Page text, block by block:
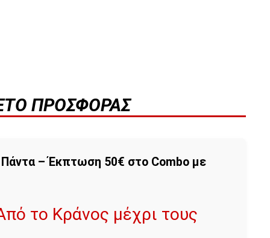
ΠΡΟΣΦΟΡΆΣ
Πάντα – Έκπτωση 50€ στο Combo με
το Κράνος μέχρι τους